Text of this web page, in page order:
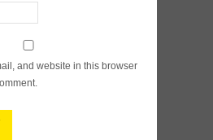
and website in this browser